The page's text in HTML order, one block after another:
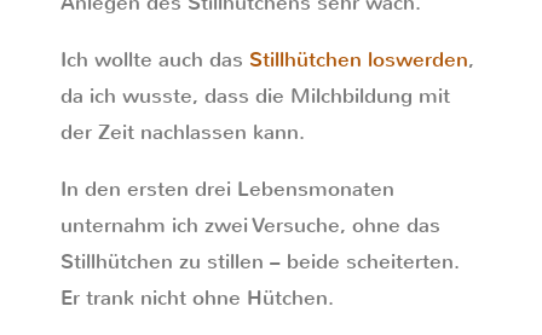
Ich wollte auch das Stillhütchen loswerden,
da ich wusste, dass die Milchbildung mit
der Zeit nachlassen kann.
In den ersten drei Lebensmonaten
unternahm ich zwei Versuche, ohne das
Stillhütchen zu stillen – beide scheiterten.
Er trank nicht ohne Hütchen.